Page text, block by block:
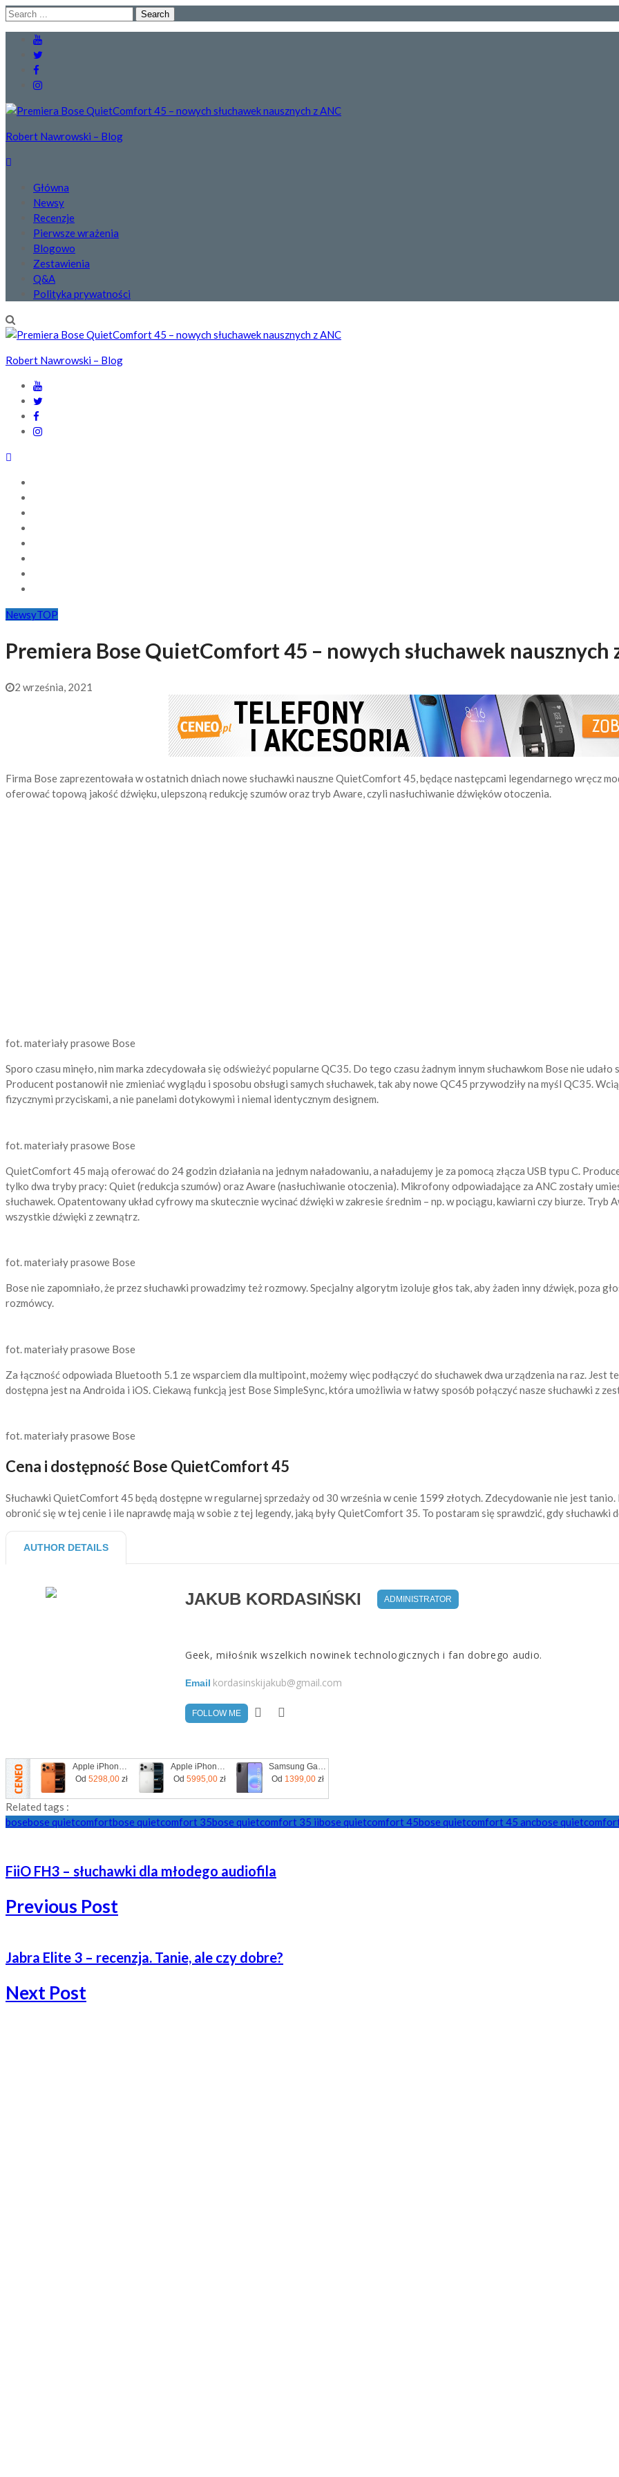
Skip
navigation
Skip
content
Search
Robert Nawrowski – Blog
Główna
Newsy
Recenzje
Pierwsze wrażenia
Blogowo
Zestawienia
Q&A
Polityka prywatności
Robert Nawrowski – Blog
NewsyTOP
Premiera Bose QuietComfort 45 – nowych słuchawek nausznych
2 września, 2021
Firma Bose zaprezentowała w ostatnich dniach nowe słuchawki nauszne QuietComfort 45, będące następcami legendarnego wręcz
oferować topową jakość dźwięku, ulepszoną redukcję szumów oraz tryb Aware, czyli nasłuchiwanie dźwięków otoczenia.
fot. materiały prasowe Bose
Sporo czasu minęło, nim marka zdecydowała się odświeżyć popularne QC35. Do tego czasu żadnym innym słuchawkom Bose nie
Producent postanowił nie zmieniać wyglądu i sposobu obsługi samych słuchawek, tak aby nowe QC45 przywodziły na myśl QC35.
fizycznymi przyciskami, a nie panelami dotykowymi i niemal identycznym designem.
fot. materiały prasowe Bose
QuietComfort 45 mają oferować do 24 godzin działania na jednym naładowaniu, a naładujemy je za pomocą złącza USB typu C.
tylko dwa tryby pracy: Quiet (redukcja szumów) oraz Aware (nasłuchiwanie otoczenia). Mikrofony odpowiadające za ANC zostały
słuchawek. Opatentowany układ cyfrowy ma skutecznie wycinać dźwięki w zakresie średnim – np. w pociągu, kawiarni czy biurze. Tryb
wszystkie dźwięki z zewnątrz.
fot. materiały prasowe Bose
Bose nie zapomniało, że przez słuchawki prowadzimy też rozmowy. Specjalny algorytm izoluje głos tak, aby żaden inny dźwięk, poza
rozmówcy.
fot. materiały prasowe Bose
Za łączność odpowiada Bluetooth 5.1 ze wsparciem dla multipoint, możemy więc podłączyć do słuchawek dwa urządzenia na raz. Jest
dostępna jest na Androida i iOS. Ciekawą funkcją jest Bose SimpleSync, która umożliwia w łatwy sposób połączyć nasze słuchawki z
fot. materiały prasowe Bose
Cena i dostępność Bose QuietComfort 45
Słuchawki QuietComfort 45 będą dostępne w regularnej sprzedaży od 30 września w cenie 1599 złotych. Zdecydowanie nie jest
obronić się w tej cenie i ile naprawdę mają w sobie z tej legendy, jaką były QuietComfort 35. To postaram się sprawdzić, gdy słuchawki
AUTHOR DETAILS
JAKUB KORDASIŃSKI ADMINISTRATOR
Geek, miłośnik wszelkich nowinek technologicznych i fan dobrego audio.
Email kordasinskijakub@gmail.com
FOLLOW ME
Apple iPhone 17 Pro 256GB Kosmiczny pomarańcz
Od 5298,00 zł
Apple iPhone 17 Pro Max 256GB Srebrny
Od 5995,00 zł
Samsung Galaxy A57 5G 8/128GB Szary
Od 1399,00 zł
Related tags :
bosebose quietcomfortbose quietcomfort 35bose quietcomfort 35 iibose quietcomfort 45bose quietcomfort 45 ancbose
FiiO FH3 – słuchawki dla młodego audiofila
Previous Post
Jabra Elite 3 – recenzja. Tanie, ale czy dobre?
Next Post